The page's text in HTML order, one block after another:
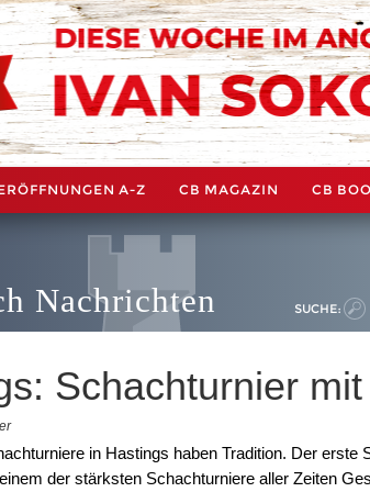
A-Z CB MAGAZIN CB
Nachrichten SUCHE:
Schachturnier
in Hastings haben Tradition. Der erste
der stärksten Schachturniere aller Zeiten